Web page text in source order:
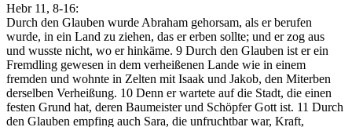
Hebr 11, 8-16:
Durch den Glauben wurde Abraham gehorsam, als er berufen
wurde, in ein Land zu ziehen, das er erben sollte; und er zog aus
und wusste nicht, wo er hinkäme. 9 Durch den Glauben ist er ein
Fremdling gewesen in dem verheißenen Lande wie in einem
fremden und wohnte in Zelten mit Isaak und Jakob, den Miterben
derselben Verheißung. 10 Denn er wartete auf die Stadt, die einen
festen Grund hat, deren Baumeister und Schöpfer Gott ist. 11 Durch
den Glauben empfing auch Sara, die unfruchtbar war, Kraft,